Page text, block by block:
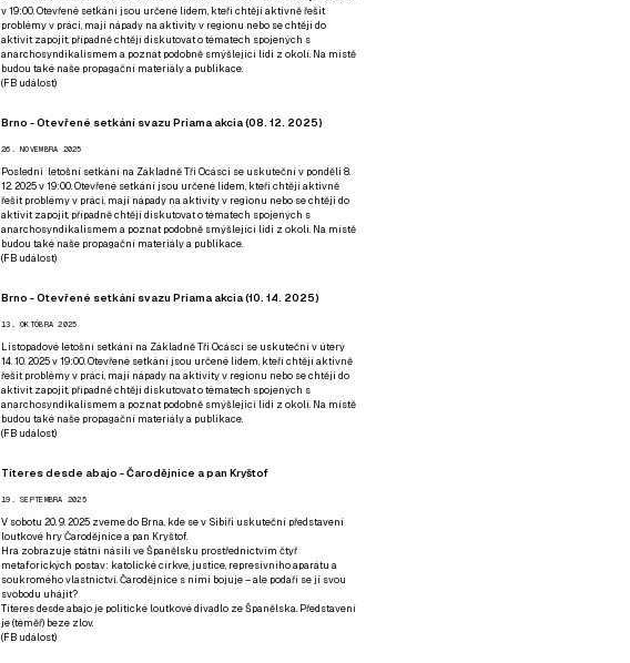
v 19:00. Otevřené setkání jsou určené lidem, kteří chtějí aktivně řešit
problémy v práci, mají nápady na aktivity v regionu nebo se chtějí do
aktivit zapojit, případně chtějí diskutovat o tématech spojených s
anarchosyndikalismem a poznat podobně smýšlející lidi z okolí. Na místě
budou také naše propagační materiály a publikace.
(FB událost)
Brno - Otevřené setkání svazu Priama akcia (08. 12. 2025)
26. NOVEMBRA 2025
Poslední letošní setkání na Základně Tři Ocásci se uskuteční v ponděli 8.
12. 2025 v 19:00. Otevřené setkání jsou určené lidem, kteří chtějí aktivně
řešit problémy v práci, mají nápady na aktivity v regionu nebo se chtějí do
aktivit zapojit, případně chtějí diskutovat o tématech spojených s
anarchosyndikalismem a poznat podobně smýšlející lidi z okolí. Na místě
budou také naše propagační materiály a publikace.
(FB událost)
Brno - Otevřené setkání svazu Priama akcia (10. 14. 2025)
13. OKTÓBRA 2025
Listopadové letošní setkání na Základně Tři Ocásci se uskuteční v úterý
14. 10. 2025 v 19:00. Otevřené setkání jsou určené lidem, kteří chtějí aktivně
řešit problémy v práci, mají nápady na aktivity v regionu nebo se chtějí do
aktivit zapojit, případně chtějí diskutovat o tématech spojených s
anarchosyndikalismem a poznat podobně smýšlející lidi z okolí. Na místě
budou také naše propagační materiály a publikace.
(FB událost)
Títeres desde abajo - Čarodějnice a pan Kryštof
19. SEPTEMBRA 2025
V sobotu 20. 9. 2025 zveme do Brna, kde se v Sibiři uskuteční představení
loutkové hry Čarodějnice a pan Kryštof.
Hra zobrazuje státní násilí ve Španělsku prostřednictvím čtyř
metaforických postav: katolické církve, justice, represivního aparátu a
soukromého vlastnictví. Čarodějnice s nimi bojuje – ale podaří se jí svou
svobodu uhájit?
Títeres desde abajo je politické loutkové divadlo ze Španělska. Představení
je (téměř) beze zlov.
(FB událost)